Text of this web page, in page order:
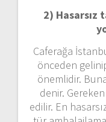
2) Hasarsız
Caferağa
önceden
önemlidir.
denir.
edilir. En